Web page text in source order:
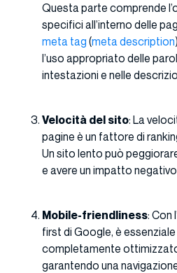
Questa parte comprende
specifici all’interno delle
meta tag (meta description
l’uso appropriato delle
intestazioni e nelle
Velocità del sito: La
pagine è un fattore di
Un sito lento può
e avere un impatto
Mobile-friendliness: Con
first di Google, è
completamente
garantendo una